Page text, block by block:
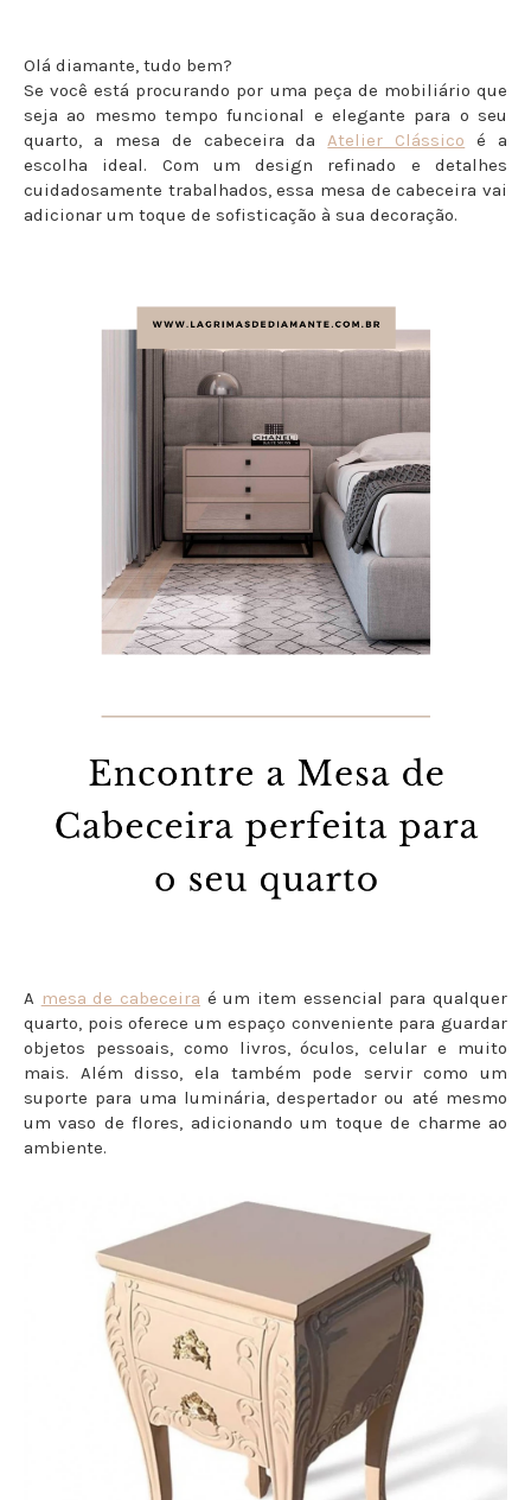
Olá diamante, tudo bem?
Se você está procurando por uma peça de mobiliário que
seja ao mesmo tempo funcional e elegante para o seu
quarto, a mesa de cabeceira daAtelier Clássico é a
escolha ideal. Com um design refinado e detalhes
cuidadosamente trabalhados, essa mesa de cabeceira vai
adicionar um toque de sofisticação à sua decoração.
A mesa de cabeceira é um item essencial para qualquer
quarto, pois oferece um espaço conveniente para guardar
objetos pessoais, como livros, óculos, celular e muito
mais. Além disso, ela também pode servir como um
suporte para uma luminária, despertador ou até mesmo
um vaso de flores, adicionando um toque de charme ao
ambiente.